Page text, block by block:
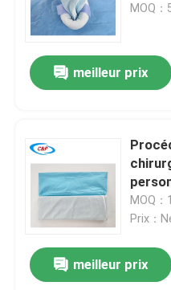
MOQ：
meilleur prix
ODM
MOQ
Prix：
meilleur prix